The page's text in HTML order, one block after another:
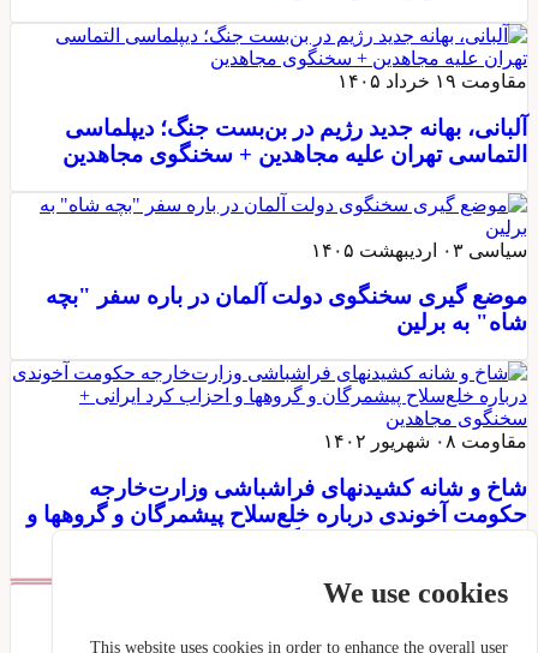
مقاومت ۱۹ خرداد ۱۴۰۵
آلبانی، بهانه جدید رژیم در بن‌بست جنگ؛ دیپلماسی
التماسی تهران علیه مجاهدین + سخنگوی مجاهدین
سیاسی ۰۳ اردیبهشت ۱۴۰۵
موضع گیری سخنگوی دولت آلمان در باره سفر "بچه
شاه" به برلین
مقاومت ۰۸ شهریور ۱۴۰۲
شاخ و شانه کشیدنهای فراشباشی وزارت‌خارجه
حکومت آخوندی درباره خلع‌سلاح پیشمرگان و گروهها و
We use cookies
This website uses cookies in order to enhance the overall user